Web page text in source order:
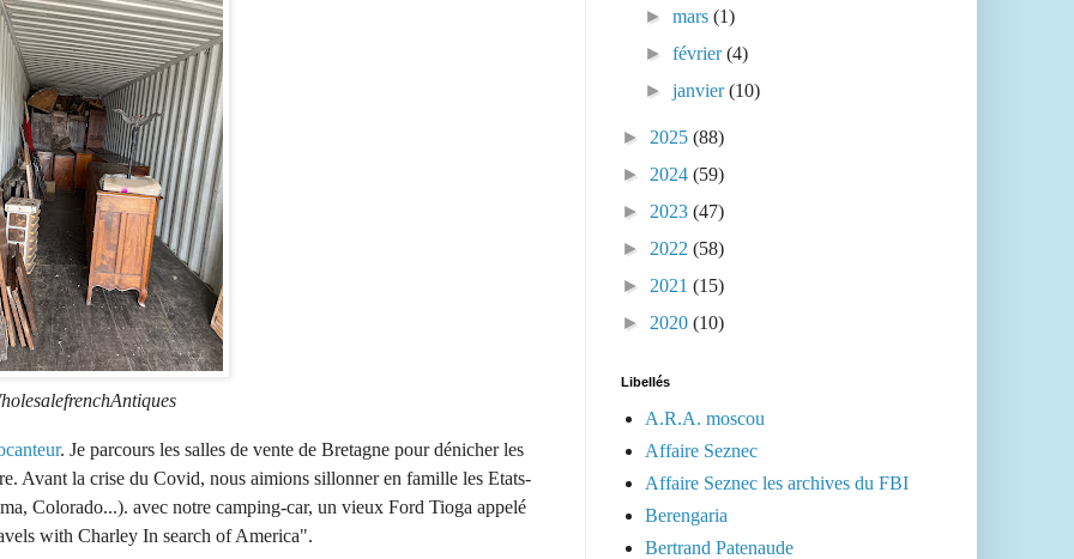
. Je parcours les salles de vente de Bretagne pour dénicher les
Avant la crise du Covid, nous aimions sillonner en famille les Etats-
Colorado...). avec notre camping-car, un vieux Ford Tioga appelé
with Charley In search of America".
►mars(1)
►février(4)
►janvier(10)
► 2025 (88)
► 2024 (59)
► 2023 (47)
► 2022 (58)
► 2021 (15)
► 2020 (10)
Libellés
A.R.A. moscou
Affaire Seznec
Affaire Seznec les archives du FBI
Berengaria
Bertrand Patenaude